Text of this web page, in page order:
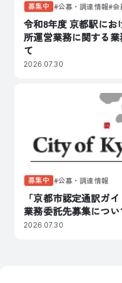
募集中 公募・調達情報 会
令和8年度 京都駅にお
所運営業務に関する
て
2026.07.30
募集中 公募・調達情報
「京都市認定通訳ガ
業務委託先募集につい
2026.07.30